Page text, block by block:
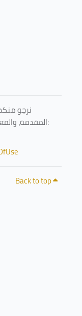
نرجو
المقدمة، والمعتمدة من جامعة الطائف، عبر الرابط التالي:
Back to top